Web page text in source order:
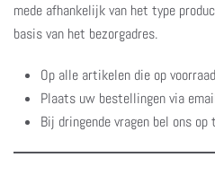
mede afhankelijk van het type
basis van het bezorgadres.
Op alle artikelen die op
Plaats uw bestellingen via
Bij dringende vragen bel ons op